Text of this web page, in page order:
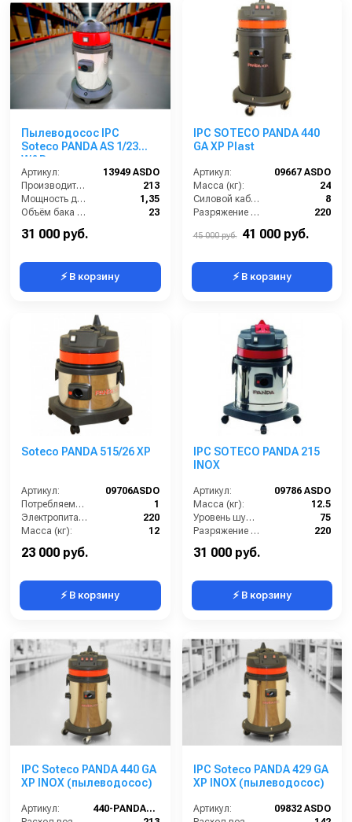
Пылеводосос IPC
Soteco PANDA AS 1/23
W&D
Артикул:
13949 ASDO
Производительность (м3/час):
213
Мощность двигателя (кВт):
1,35
Объём бака (л):
23
31 000 руб.
⚡ В корзину
IPC SOTECO PANDA 440
GA XP Plast
Артикул:
09667 ASDO
Масса (кг):
24
Силовой кабель (м):
8
Разряжение (мБар):
220
500x500x870
45 000 руб. 41 000 руб.
⚡ В корзину
Soteco PANDA 515/26 XP
Артикул:
09706ASDO
Потребляемая мощность (кВт):
1
Электропитание (В):
220
Масса (кг):
12
23 000 руб.
⚡ В корзину
IPC SOTECO PANDA 215
INOX
Артикул:
09786 ASDO
Масса (кг):
12.5
Уровень шума (дБ):
75
Разряжение (мБар):
220
31 000 руб.
⚡ В корзину
IPC Soteco PANDA 440 GA
XP INOX (пылеводосос)
Артикул:
440-PANDA-GA-XP
IPC Soteco PANDA 429 GA
XP INOX (пылеводосос)
Артикул:
09832 ASDO